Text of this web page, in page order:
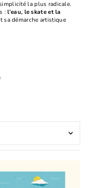
la plus radicale.
:l’eau, le skate et la
sa démarche artistique